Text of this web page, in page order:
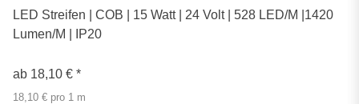
LED Streifen | COB | 15 Watt | 24 Volt | 528 LED/M |1420
Lumen/M | IP20
ab 18,10 € *
18,10 € pro 1 m